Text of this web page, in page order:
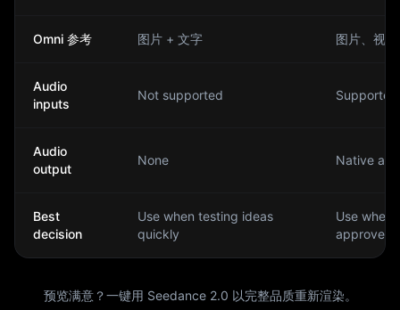
Omni 参考 图片 + 文字 图片、视
Audio
inputs
Not supported
Audio
output
None Native
Best
decision
Use when testing ideas
quickly
Use when
approved
预览满意？一键用 Seedance 2.0 以完整品质重新渲染。